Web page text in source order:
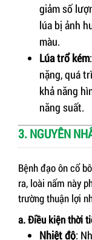
giảm số
lúa bị ảnh
màu.
Lúa trổ kém
nặng, quá
khả năng
năng suất.
3. NGUYÊN
Bệnh đạo ôn cổ
ra, loài nấm này
trường thuận lợi
a. Điều kiện thời
Nhiệt độ: